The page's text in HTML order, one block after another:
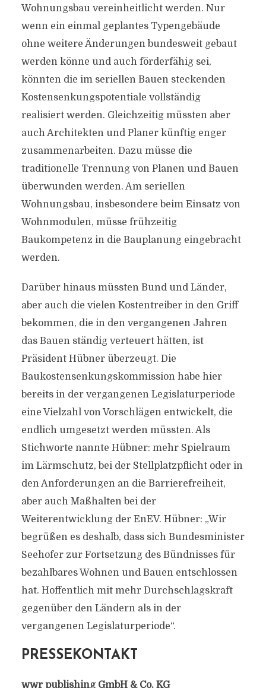
Wohnungsbau vereinheitlicht werden. Nur
wenn ein einmal geplantes Typengebäude
ohne weitere Änderungen bundesweit gebaut
werden könne und auch förderfähig sei,
könnten die im seriellen Bauen steckenden
Kostensenkungspotentiale vollständig
realisiert werden. Gleichzeitig müssten aber
auch Architekten und Planer künftig enger
zusammenarbeiten. Dazu müsse die
traditionelle Trennung von Planen und Bauen
überwunden werden. Am seriellen
Wohnungsbau, insbesondere beim Einsatz von
Wohnmodulen, müsse frühzeitig
Baukompetenz in die Bauplanung eingebracht
werden.
Darüber hinaus müssten Bund und Länder,
aber auch die vielen Kostentreiber in den Griff
bekommen, die in den vergangenen Jahren
das Bauen ständig verteuert hätten, ist
Präsident Hübner überzeugt. Die
Baukostensenkungskommission habe hier
bereits in der vergangenen Legislaturperiode
eine Vielzahl von Vorschlägen entwickelt, die
endlich umgesetzt werden müssten. Als
Stichworte nannte Hübner: mehr Spielraum
im Lärmschutz, bei der Stellplatzpflicht oder in
den Anforderungen an die Barrierefreiheit,
aber auch Maßhalten bei der
Weiterentwicklung der EnEV. Hübner: „Wir
begrüßen es deshalb, dass sich Bundesminister
Seehofer zur Fortsetzung des Bündnisses für
bezahlbares Wohnen und Bauen entschlossen
hat. Hoffentlich mit mehr Durchschlagskraft
gegenüber den Ländern als in der
vergangenen Legislaturperiode“.
PRESSEKONTAKT
wwr publishing GmbH & Co. KG